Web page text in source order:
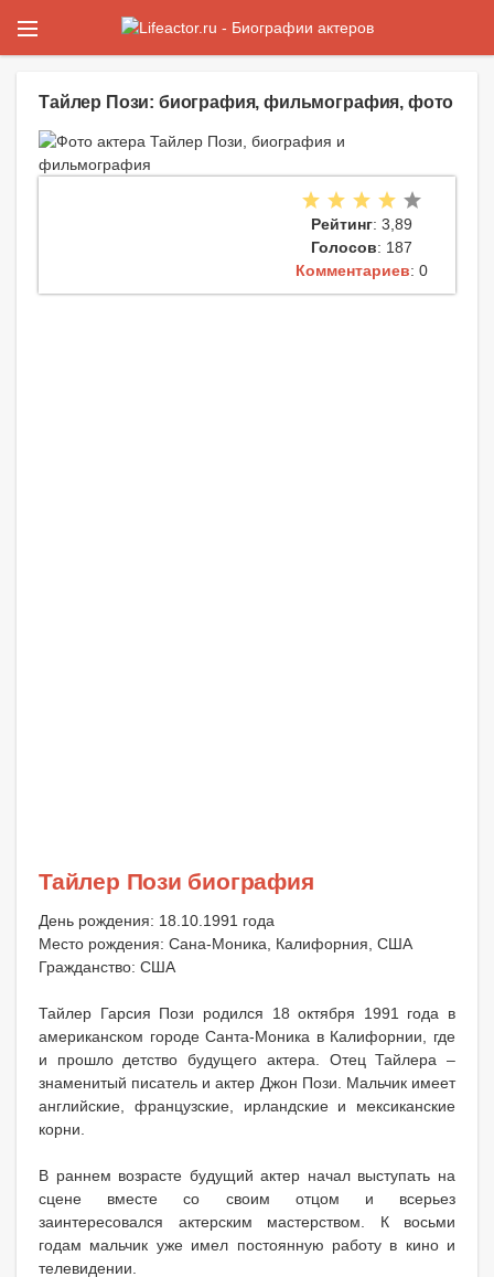
Тайлер Пози: биография, фильмография, фото
Рейтинг: 3,89
Голосов: 187
Комментариев: 0
Тайлер Пози биография
День рождения: 18.10.1991 года
Место рождения: Сана-Моника, Калифорния, США
Гражданство: США
Тайлер Гарсия Пози родился 18 октября 1991 года в
американском городе Санта-Моника в Калифорнии, где
и прошло детство будущего актера. Отец Тайлера –
знаменитый писатель и актер Джон Пози. Мальчик имеет
английские, французские, ирландские и мексиканские
корни.
В раннем возрасте будущий актер начал выступать на
сцене вместе со своим отцом и всерьез
заинтересовался актерским мастерством. К восьми
годам мальчик уже имел постоянную работу в кино и
телевидении.